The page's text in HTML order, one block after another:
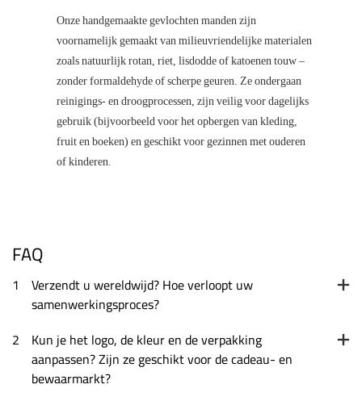
Onze handgemaakte gevlochten manden zijn
voornamelijk gemaakt van milieuvriendelijke materialen
zoals natuurlijk rotan, riet, lisdodde of katoenen touw –
zonder formaldehyde of scherpe geuren. Ze ondergaan
reinigings- en droogprocessen, zijn veilig voor dagelijks
gebruik (bijvoorbeeld voor het opbergen van kleding,
fruit en boeken) en geschikt voor gezinnen met ouderen
of kinderen.
FAQ
1 Verzendt u wereldwijd? Hoe verloopt uw ​​
samenwerkingsproces?
2 Kun je het logo, de kleur en de verpakking
aanpassen? Zijn ze geschikt voor de cadeau- en
bewaarmarkt?